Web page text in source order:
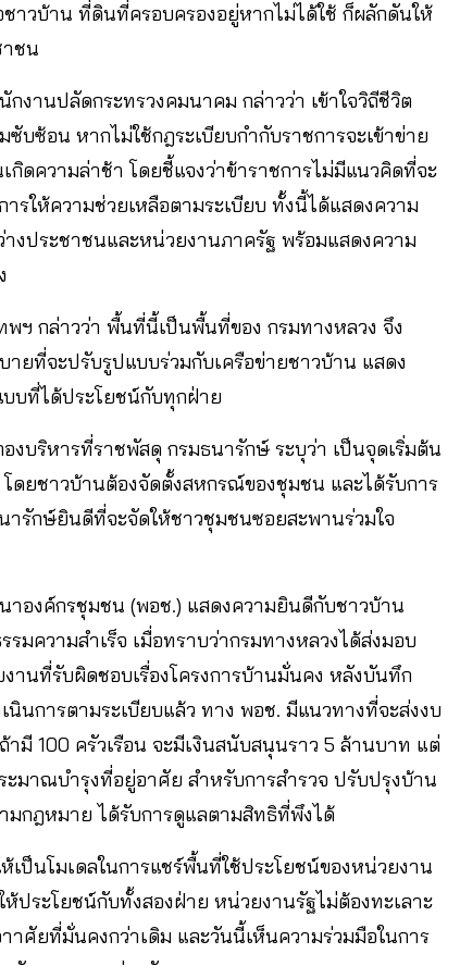
าวบ้าน ที่ดินที่ครอบครองอยู่หากไม่ได้ใช้ ก็ผลักดันให้
ชน
งานปลัดกระทรวงคมนาคม กล่าวว่า เข้าใจวิถีชีวิต
บซ้อน หากไม่ใช้กฎระเบียบกำกับราชการจะเข้าข่าย
ดความล่าช้า โดยชี้แจงว่าข้าราชการไม่มีแนวคิดที่จะ
ให้ความช่วยเหลือตามระเบียบ ทั้งนี้ได้แสดงความ
ประชาชนและหน่วยงานภาครัฐ พร้อมแสดงความ
พฯ กล่าวว่า พื้นที่นี้เป็นพื้นที่ของ กรมทางหลวง จึง
ยที่จะปรับรูปแบบร่วมกับเครือข่ายชาวบ้าน แสดง
บที่ได้ประโยชน์กับทุกฝ่าย
งบริหารที่ราชพัสดุ กรมธนารักษ์ ระบุว่า เป็นจุดเริ่มต้น
ยชาวบ้านต้องจัดตั้งสหกรณ์ของชุมชน และได้รับการ
รักษ์ยินดีที่จะจัดให้ชาวชุมชนซอยสะพานร่วมใจ
องค์กรชุมชน (พอช.) แสดงความยินดีกับชาวบ้าน
มความสำเร็จ เมื่อทราบว่ากรมทางหลวงได้ส่งมอบ
นที่รับผิดชอบเรื่องโครงการบ้านมั่นคง หลังบันทึก
นการตามระเบียบแล้ว ทาง พอช. มีแนวทางที่จะส่งงบ
มี 100 ครัวเรือน จะมีเงินสนับสนุนราว 5 ล้านบาท แต่
มาณบำรุงที่อยู่อาศัย สำหรับการสำรวจ ปรับปรุงบ้าน
มกฎหมาย ได้รับการดูแลตามสิทธิที่พึงได้
เป็นโมเดลในการแชร์พื้นที่ใช้ประโยชน์ของหน่วยงาน
ระโยชน์กับทั้งสองฝ่าย หน่วยงานรัฐไม่ต้องทะเลาะ
ศัยที่มั่นคงกว่าเดิม และวันนี้เห็นความร่วมมือในการ